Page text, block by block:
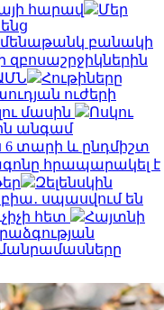
հարավ
Մեր
բանակի
զբոսաշրջիկներին
Հութիները
ուժերի
մասին
Ոսկու
անգամ
6 տարի և ընդմիշտ
հրապարակել է
Զելենսկին
սպասվում են
հետ
Հայտնի